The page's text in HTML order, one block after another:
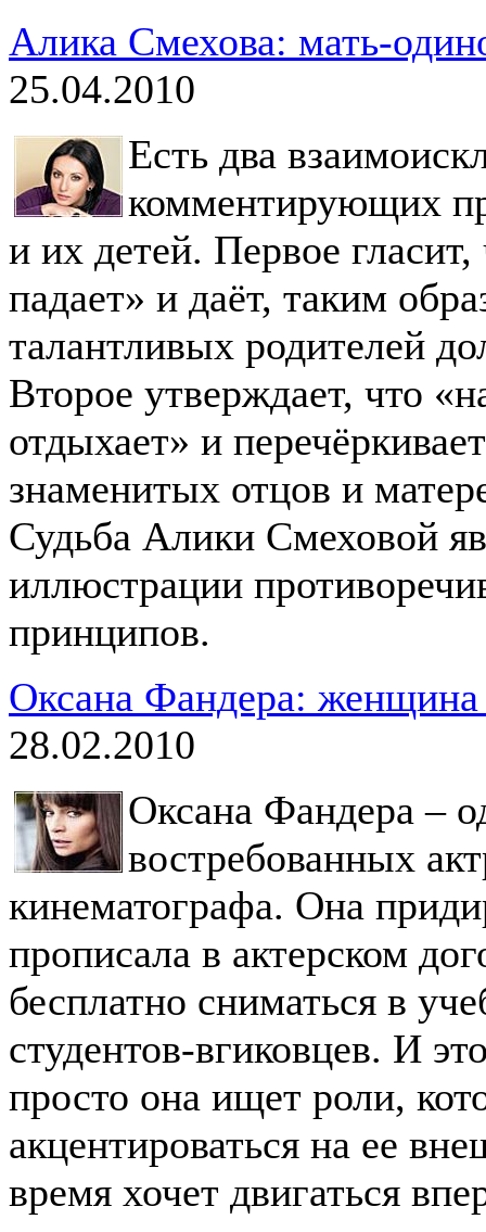
Алика Смехова: мать-
25.04.2010
Есть два
комментирующих
и их детей. Первое
падает» и даёт, таким
талантливых родителей
Второе утверждает, что
отдыхает» и
знаменитых отцов и
Судьба Алики Смеховой
иллюстрации
принципов.
Оксана Фандера:
28.02.2010
Оксана Фандера –
востребованных
кинематографа. Она
прописала в актерском
бесплатно сниматься в
студентов-вгиковцев. И
просто она ищет роли,
акцентироваться на ее
время хочет двигаться